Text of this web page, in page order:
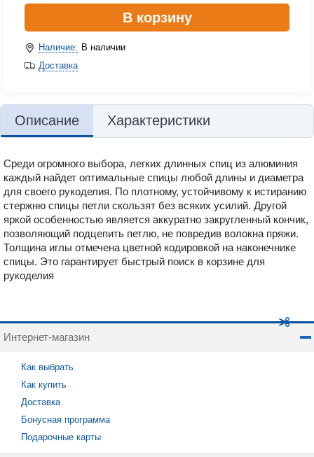
В корзину
Наличие: В наличии
Доставка
Описание Характеристики
Среди огромного выбора, легких длинных спиц из алюминия
каждый найдет оптимальные спицы любой длины и диаметра
для своего рукоделия. По плотному, устойчивому к истиранию
стержню спицы петли скользят без всяких усилий. Другой
яркой особенностью является аккуратно закругленный кончик,
позволяющий подцепить петлю, не повредив волокна пряжи.
Толщина иглы отмечена цветной кодировкой на наконечнике
спицы. Это гарантирует быстрый поиск в корзине для
рукоделия
Интернет-магазин
Как выбрать
Как купить
Доставка
Бонусная программа
Подарочные карты